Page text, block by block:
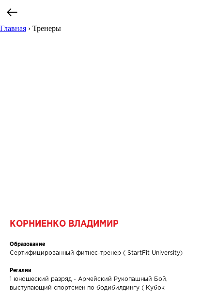
Главная › Тренеры
КОРНИЕНКО ВЛАДИМИР
Образование
Сертифицированный фитнес-тренер ( StartFit University)
Регалии
1 юношеский разряд - Армейский Рукопашный Бой,
выступающий спортсмен по бодибилдингу ( Кубок